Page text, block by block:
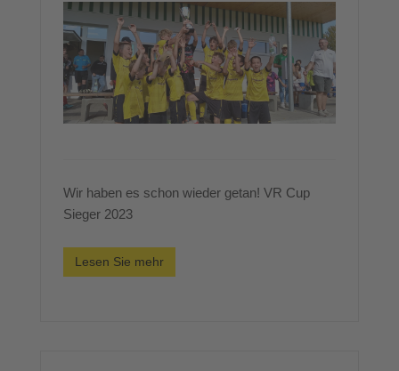
Wir haben es schon wieder getan! VR Cup
Sieger 2023
Lesen Sie mehr